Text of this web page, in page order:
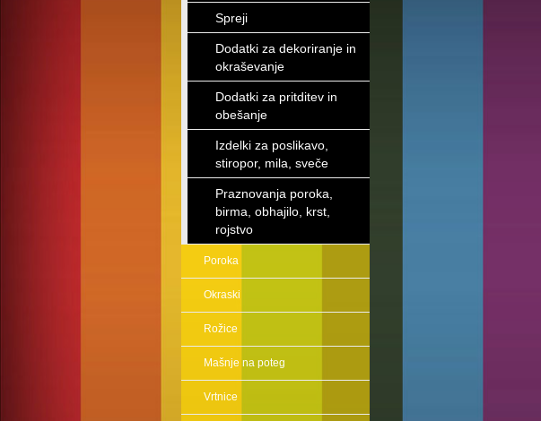
Spreji
Dodatki za dekoriranje in
okraševanje
Dodatki za pritditev in
obešanje
Izdelki za poslikavo,
stiropor, mila, sveče
Praznovanja poroka,
birma, obhajilo, krst,
rojstvo
Poroka
Okraski
Rožice
Mašnje na poteg
Vrtnice